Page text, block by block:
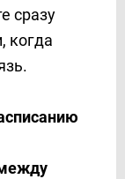
сразу
когда